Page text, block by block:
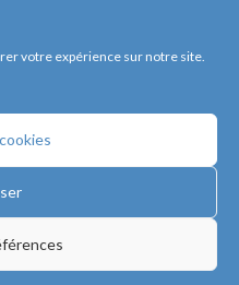
votre expérience sur notre site.